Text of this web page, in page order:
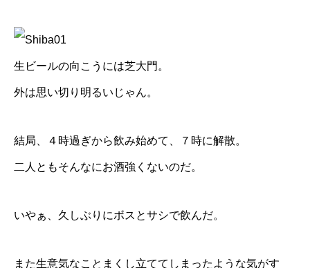
生ビールの向こうには芝大門。
外は思い切り明るいじゃん。
結局、４時過ぎから飲み始めて、７時に解散。
二人ともそんなにお酒強くないのだ。
いやぁ、久しぶりにボスとサシで飲んだ。
また生意気なことまくし立ててしまったような気がす